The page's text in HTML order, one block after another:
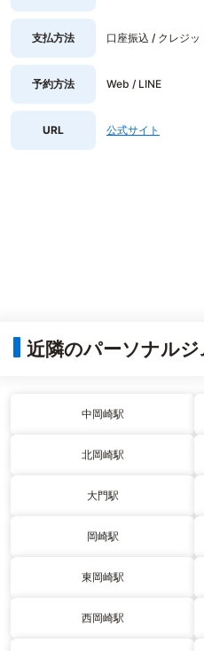
支払方法 口座振込 / クレジッ
予約方法 Web / LINE
URL 公式サイト
近隣のパーソナル
中岡崎駅
北岡崎駅
大門駅
岡崎駅
東岡崎駅
西岡崎駅